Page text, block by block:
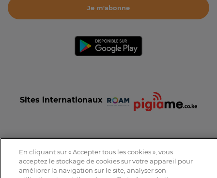
Je m'abonne
Sites internationaux
Conditions et Charte d'utilisation
Politique de confidentialité
Tous droits réservés © 2016-2026 Expat-Dakar
En cliquant sur « Accepter tous les cookies », vous
acceptez le stockage de cookies sur votre appareil pour
améliorer la navigation sur le site, analyser son